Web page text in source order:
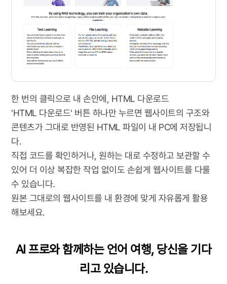
한 번의 클릭으로 내 손안에, HTML 다운로드
'HTML 다운로드' 버튼 하나만 누르면 웹사이트의 구조와
콘텐츠가 그대로 반영된 HTML 파일이 내 PC에 저장됩니
다.
직접 코드를 확인하거나, 원하는 대로 수정하고 보관할 수
있어 더 이상 복잡한 작업 없이도 손쉽게 웹사이트를 다룰
수 있습니다.
원본 그대로의 웹사이트를 내 환경에 맞게 자유롭게 활용
해보세요.
AI 프로와 함께하는 언어 여행, 당신을 기다
리고 있습니다.